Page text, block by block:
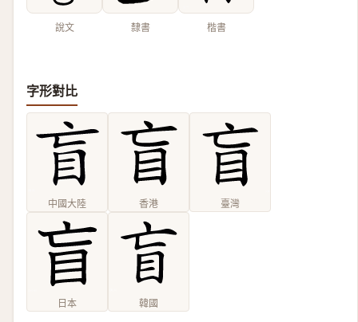
說文 隸書 楷書
字形對比
中國大陸 香港 臺灣
日本 韓國